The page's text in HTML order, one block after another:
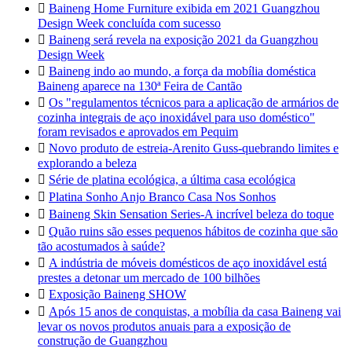
 Baineng Home Furniture exibida em 2021 Guangzhou
Design Week concluída com sucesso
 Baineng será revela na exposição 2021 da Guangzhou
Design Week
 Baineng indo ao mundo, a força da mobília doméstica
Baineng aparece na 130ª Feira de Cantão
 Os "regulamentos técnicos para a aplicação de armários de
cozinha integrais de aço inoxidável para uso doméstico"
foram revisados e aprovados em Pequim
 Novo produto de estreia-Arenito Guss-quebrando limites e
explorando a beleza
 Série de platina ecológica, a última casa ecológica
 Platina Sonho Anjo Branco Casa Nos Sonhos
 Baineng Skin Sensation Series-A incrível beleza do toque
 Quão ruins são esses pequenos hábitos de cozinha que são
tão acostumados à saúde?
 A indústria de móveis domésticos de aço inoxidável está
prestes a detonar um mercado de 100 bilhões
 Exposição Baineng SHOW
 Após 15 anos de conquistas, a mobília da casa Baineng vai
levar os novos produtos anuais para a exposição de
construção de Guangzhou